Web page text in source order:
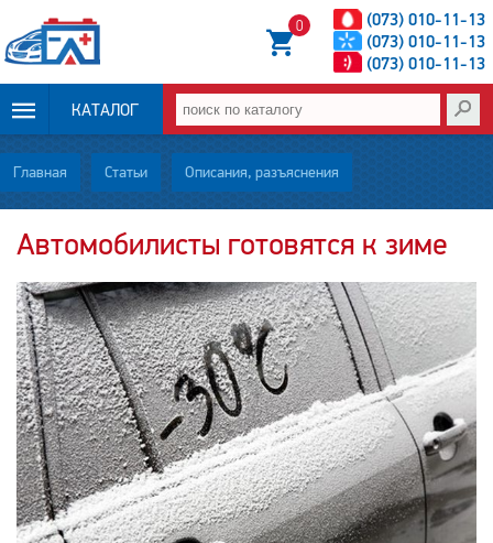
(073) 010-11-13
(073) 010-11-13
(073) 010-11-13
0
КАТАЛОГ
ОПЛАТА И
ДОСТАВКА
СТАТЬИ
О НАС
КОНТАКТЫ
Главная Статьи Описания, разъяснения
Автомобилисты готовятся к зиме